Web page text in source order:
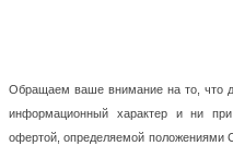
Обращаем ваше внимание на то, что
информационный характер и ни
офертой, определяемой положениями